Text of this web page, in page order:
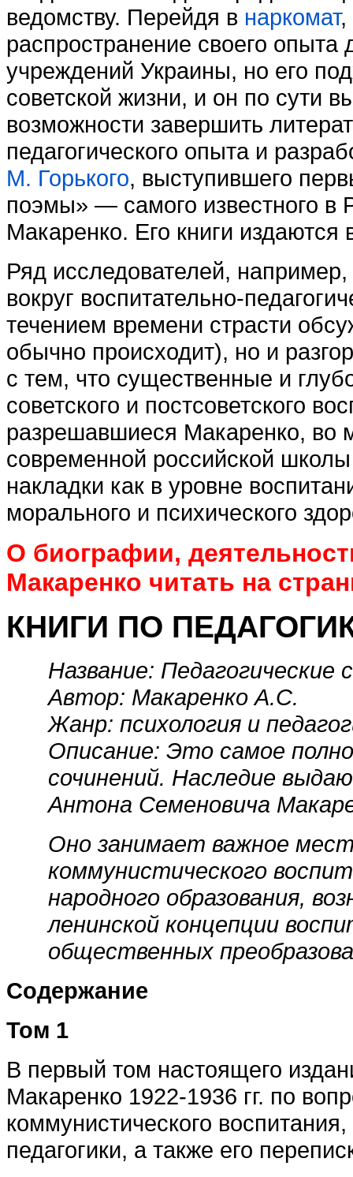
ведомству. Перейдя в наркомат,
распространение своего опыта
учреждений Украины, но его
советской жизни, и он по сути
возможности завершить
педагогического опыта и
М. Горького, выступившего
поэмы» — самого известного в
Макаренко. Его книги издаются
Ряд исследователей, например,
вокруг воспитательно-
течением времени страсти
обычно происходит), но и
с тем, что существенные и
советского и постсоветского
разрешавшиеся Макаренко, во
современной российской
накладки как в уровне
морального и психического
О биографии,
Макаренко читать на
КНИГИ ПО
Название:
Автор: Макаренко А.С.
Жанр: психология и
Описание: Это самое
сочинений. Наследие
Антона Семеновича
Оно занимает важное
коммунистического
народного образования,
ленинской концепции
общественных
Содержание
Том 1
В первый том настоящего
Макаренко 1922-1936 гг. по
коммунистического
педагогики, а также его